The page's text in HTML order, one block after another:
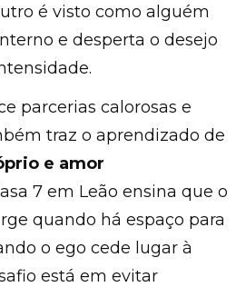
é visto como alguém
e desperta o desejo
parcerias calorosas e
traz o aprendizado de
e amor
7 em Leão ensina que o
quando há espaço para
o ego cede lugar à
está em evitar